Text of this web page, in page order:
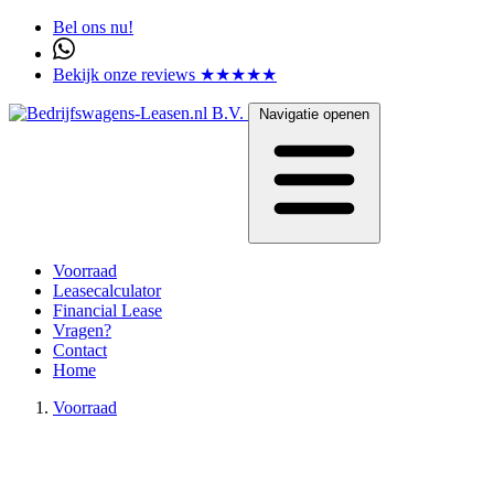
Bel ons nu!
Bekijk onze reviews ★★★★★
Navigatie openen
Voorraad
Leasecalculator
Financial Lease
Vragen?
Contact
Home
Voorraad